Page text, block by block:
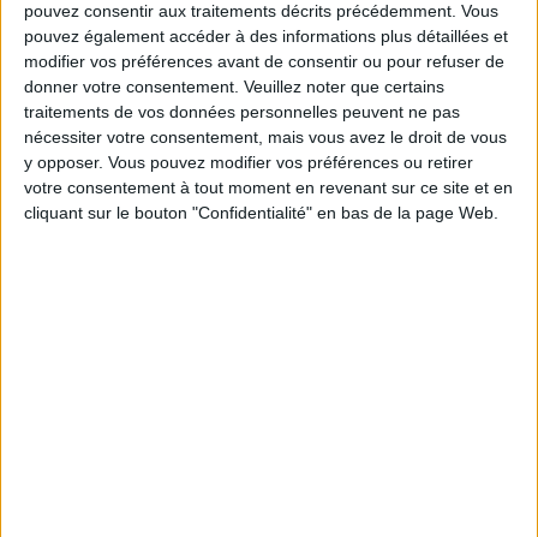
pouvez consentir aux traitements décrits précédemment. Vous
pouvez également accéder à des informations plus détaillées et
modifier vos préférences avant de consentir ou pour refuser de
donner votre consentement. Veuillez noter que certains
traitements de vos données personnelles peuvent ne pas
nécessiter votre consentement, mais vous avez le droit de vous
y opposer. Vous pouvez modifier vos préférences ou retirer
votre consentement à tout moment en revenant sur ce site et en
cliquant sur le bouton "Confidentialité" en bas de la page Web.
NOS ADRESSES COUP DE CŒUR DU CANAL-SAINT MARTIN